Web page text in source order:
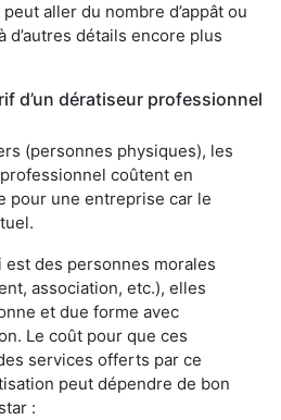
aller du nombre d’appât ou
d’autres détails encore plus
d’un dératiseur professionnel
(personnes physiques), les
coûtent en
pour une entreprise car le
est des personnes morales
association, etc.), elles
et due forme avec
Le coût pour que ces
services offerts par ce
peut dépendre de bon
: